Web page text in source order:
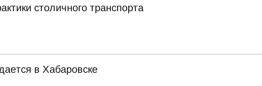
столичного транспорта
в Хабаровске